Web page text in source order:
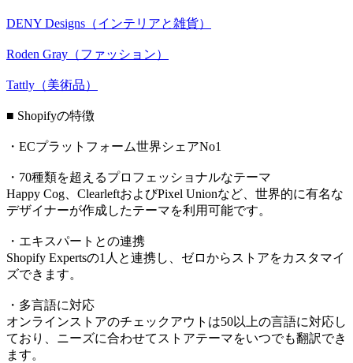
DENY Designs（インテリアと雑貨）
Roden Gray（ファッション）
Tattly（美術品）
■ Shopifyの特徴
・ECプラットフォーム世界シェアNo1
・70種類を超えるプロフェッショナルなテーマ
Happy Cog、ClearleftおよびPixel Unionなど、世界的に有名な
デザイナーが作成したテーマを利用可能です。
・エキスパートとの連携
Shopify Expertsの1人と連携し、ゼロからストアをカスタマイ
ズできます。
・多言語に対応
オンラインストアのチェックアウトは50以上の言語に対応し
ており、ニーズに合わせてストアテーマをいつでも翻訳でき
ます。